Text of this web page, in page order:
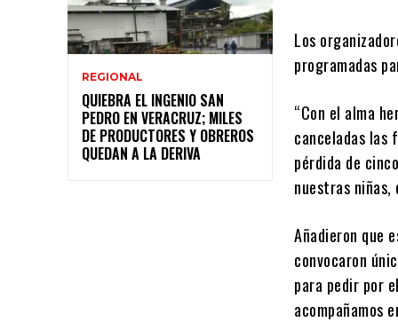
REGIONAL
QUIEBRA EL INGENIO SAN
PEDRO EN VERACRUZ; MILES
DE PRODUCTORES Y OBREROS
QUEDAN A LA DERIVA
Los
programadas
“Con el alma
canceladas las
pérdida de
nuestras niñas,
Añadieron que
convocaron
para pedir por
acompañamos